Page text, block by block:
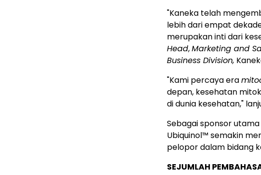
"Kaneka telah
lebih dari empat
merupakan inti dari
Head,Marketing and
Business Division,
"Kami percaya era
depan, kesehatan
di dunia kesehatan,"
Sebagai sponsor
Ubiquinol™ semakin
pelopor dalam bidang
SEJUMLAH